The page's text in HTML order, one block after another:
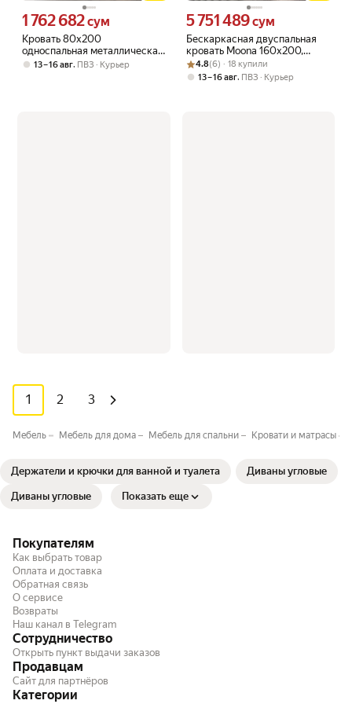
Кровать 80х200
односпальная металлическая
с велюровым чехлом,
Цена 1762682 сум вместо
1 762 682сум
13 – 16 авг, ПВЗ Курьер
Бескаркасная двуспальная
кровать Moona 160х200,
темно-серый вельвет
Цена 5751489 сум вместо
5 751 489сум
Рейтинг товара: 4.8 из 5
Оценок: (6) · 18 купили
4.8(6) · 18 купили
13 – 16 авг, ПВЗ Курьер
1 2 3
Мебель Мебель для дома Мебель для спальни Кровати и матрасы
Держатели и крючки для ванной и туалета Диваны угловые
Диваны угловые Показать еще
Покупателям
Как выбрать товар
Оплата и доставка
Обратная связь
О сервисе
Возвраты
Наш канал в Telegram
Сотрудничество
Открыть пункт выдачи заказов
Продавцам
Сайт для партнёров
Категории